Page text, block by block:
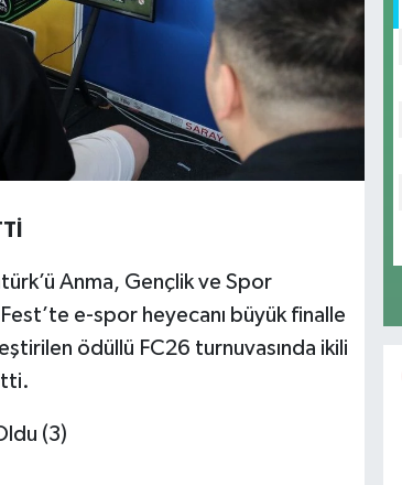
Anma, Gençlik ve Spor
e-spor heyecanı büyük finalle
ödüllü FC26 turnuvasında ikili